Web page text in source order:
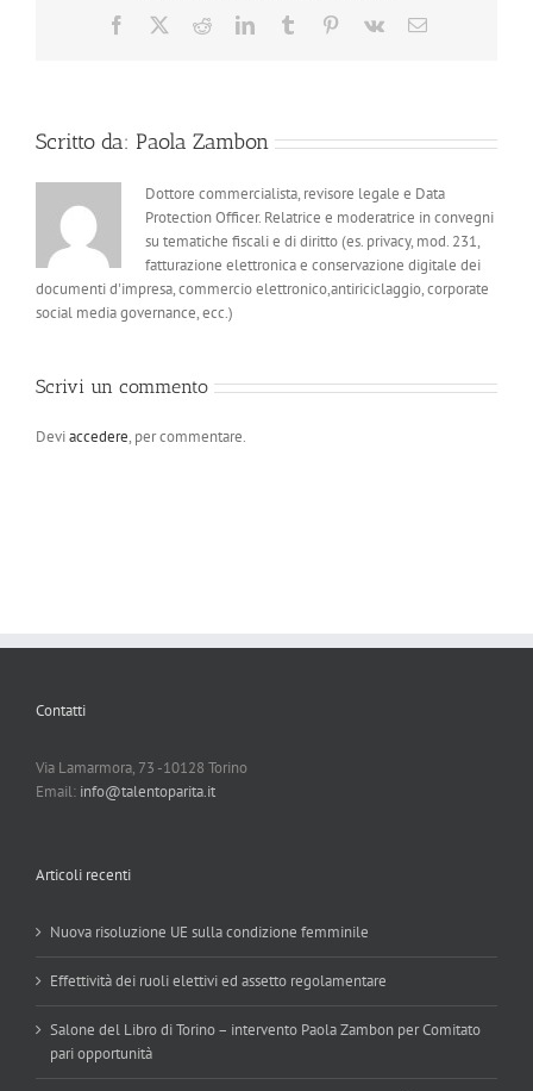
Facebook RedditLinkedInTumblr Pinterest
Vk Email
Scritto da: Paola Zambon
Dottore commercialista, revisore legale e Data
Protection Officer. Relatrice e moderatrice in convegni
su tematiche fiscali e di diritto (es. privacy, mod. 231,
fatturazione elettronica e conservazione digitale dei
documenti d'impresa, commercio elettronico,antiriciclaggio, corporate
social media governance, ecc.)
Scrivi un commento
Deviaccedere, per commentare.
Contatti
Via Lamarmora, 73 -10128 Torino
Email: info@talentoparita.it
Articoli recenti
Nuova risoluzione UE sulla condizione femminile
Effettività dei ruoli elettivi ed assetto regolamentare
Salone del Libro di Torino – intervento Paola Zambon per Comitato
pari opportunità